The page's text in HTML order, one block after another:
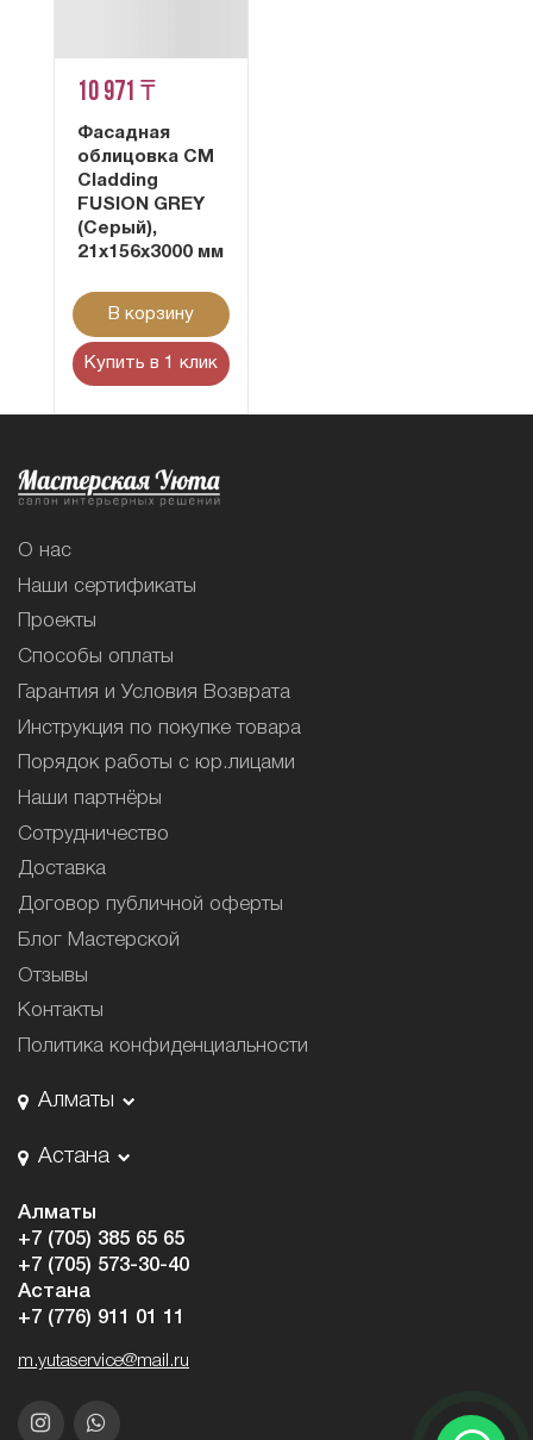
10 971 ₸
Фасадная
облицовка CM
Cladding
FUSION GREY
(Серый),
21x156x3000 мм
В корзину
Купить в 1 клик
О нас
Наши сертификаты
Проекты
Способы оплаты
Гарантия и Условия Возврата
Инструкция по покупке товара
Порядок работы с юр.лицами
Наши партнёры
Сотрудничество
Доставка
Договор публичной оферты
Блог Мастерской
Отзывы
Контакты
Политика конфиденциальности
Алматы
Астана
Алматы
+7 (705) 385 65 65
+7 (705) 573-30-40
Астана
+7 (776) 911 01 11
m.yutaservice@mail.ru